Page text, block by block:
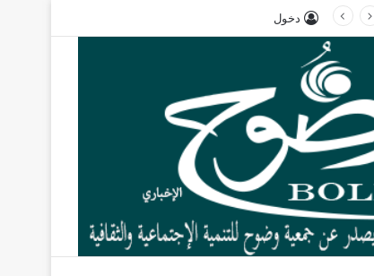
دخول